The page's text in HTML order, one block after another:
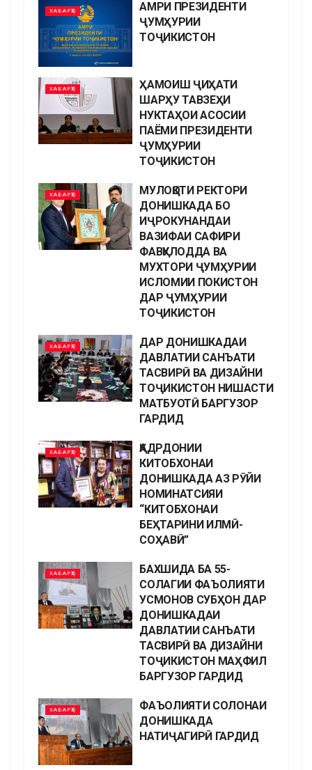
ХАБАРҲО
АМРИ ПРЕЗИДЕНТИ
ҶУМҲУРИИ
ТОҶИКИСТОН
ХАБАРҲО
ҲАМОИШ ҶИҲАТИ
ШАРҲУ ТАВЗЕҲИ
НУКТАҲОИ АСОСИИ
ПАЁМИ ПРЕЗИДЕНТИ
ҶУМҲУРИИ
ТОҶИКИСТОН
ХАБАРҲО
МУЛОҚОТИ РЕКТОРИ
ДОНИШКАДА БО
ИҶРОКУНАНДАИ
ВАЗИФАИ САФИРИ
ФАВҚУЛОДДА ВА
МУХТОРИ ҶУМҲУРИИ
ИСЛОМИИ ПОКИСТОН
ДАР ҶУМҲУРИИ
ТОҶИКИСТОН
ХАБАРҲО
ДАР ДОНИШКАДАИ
ДАВЛАТИИ САНЪАТИ
ТАСВИРӢ ВА ДИЗАЙНИ
ТОҶИКИСТОН НИШАСТИ
МАТБУОТӢ БАРГУЗОР
ГАРДИД
ХАБАРҲО
ҚАДРДОНИИ
КИТОБХОНАИ
ДОНИШКАДА АЗ РӮЙИ
НОМИНАТСИЯИ
“КИТОБХОНАИ
БЕҲТАРИНИ ИЛМӢ-
СОҲАВӢ”
ХАБАРҲО
БАХШИДА БА 55-
СОЛАГИИ ФАЪОЛИЯТИ
УСМOНОВ СУБҲОН ДАР
ДОНИШКАДАИ
ДАВЛАТИИ САНЪАТИ
ТАСВИРӢ ВА ДИЗАЙНИ
ТОҶИКИСТОН МАҲФИЛ
БАРГУЗОР ГАРДИД
ХАБАРҲО
ФАЪОЛИЯТИ СОЛОНАИ
ДОНИШКАДА
НАТИҶАГИРӢ ГАРДИД